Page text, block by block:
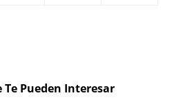
Te Pueden Interesar